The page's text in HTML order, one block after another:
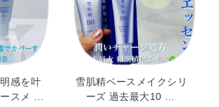
キ根エキス・トコフェロール・ノイバラ
ムギ種子エキス・ベニバナ花エキス・ボ
ウフォーム油・メロスリア根エキス・加
ス・BG・BHT・（アクリレーツ／アクリ
ル／メタクリル酸ジメチコン）コポリマ
リカ・ジメチコン・ステアラルコニウム
感を叶
ースメ …
雪肌精ベースメイクシリ
ーズ 過去最大10 …